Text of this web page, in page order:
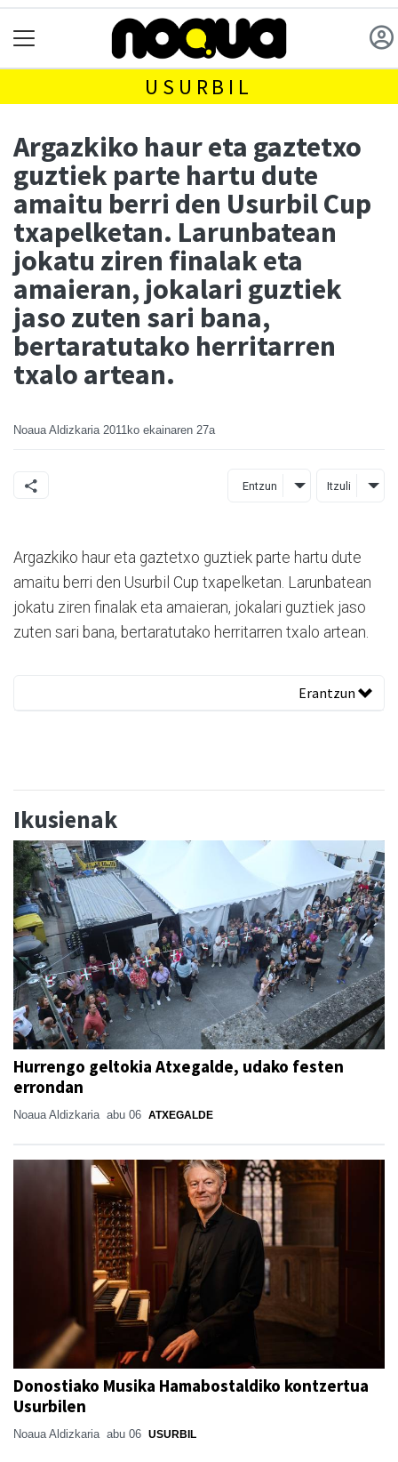
USURBIL
Argazkiko haur eta gaztetxo
guztiek parte hartu dute
amaitu berri den Usurbil Cup
txapelketan. Larunbatean
jokatu ziren finalak eta
amaieran, jokalari guztiek
jaso zuten sari bana,
bertaratutako herritarren
txalo artean.
Noaua Aldizkaria 2011ko ekainaren 27a
Entzun Itzuli
Argazkiko haur eta gaztetxo guztiek parte hartu dute
amaitu berri den Usurbil Cup txapelketan. Larunbatean
jokatu ziren finalak eta amaieran, jokalari guztiek jaso
zuten sari bana, bertaratutako herritarren txalo artean.
Erantzun
Ikusienak
Hurrengo geltokia Atxegalde, udako festen
errondan
Noaua Aldizkaria abu 06 ATXEGALDE
Donostiako Musika Hamabostaldiko kontzertua
Usurbilen
Noaua Aldizkaria abu 06 USURBIL